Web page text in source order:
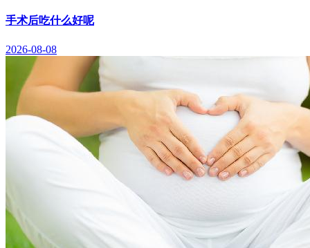
手术后吃什么好呢
2026-08-08